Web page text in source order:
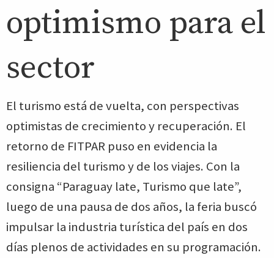
optimismo para el
sector
El turismo está de vuelta, con perspectivas
optimistas de crecimiento y recuperación. El
retorno de FITPAR puso en evidencia la
resiliencia del turismo y de los viajes. Con la
consigna “Paraguay late, Turismo que late”,
luego de una pausa de dos años, la feria buscó
impulsar la industria turística del país en dos
días plenos de actividades en su programación.